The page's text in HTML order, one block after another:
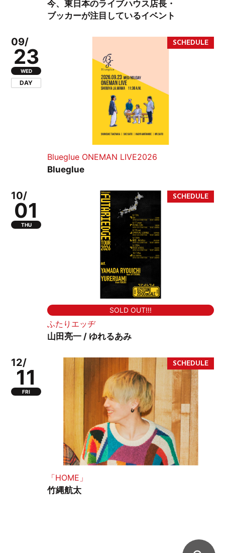
今、東日本のライブハウス店長・
ブッカーが注目しているイベント
09/
23
WED
DAY
Blueglue ONEMAN LIVE2026
Blueglue
10/
01
THU
SOLD OUT!!!
ふたりエッヂ
山田亮一 / ゆれるあみ
12/
11
FRI
「HOME」
竹縄航太